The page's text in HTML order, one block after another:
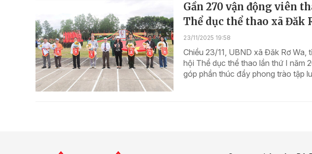
Gần 270 vận động viên
Thể dục thể thao xã Đăk
23/11/2025 19:58
Chiều 23/11, UBND xã Đăk Rơ
hội Thể dục thể thao lần thứ I năm
góp phần thúc đẩy phong trào tập